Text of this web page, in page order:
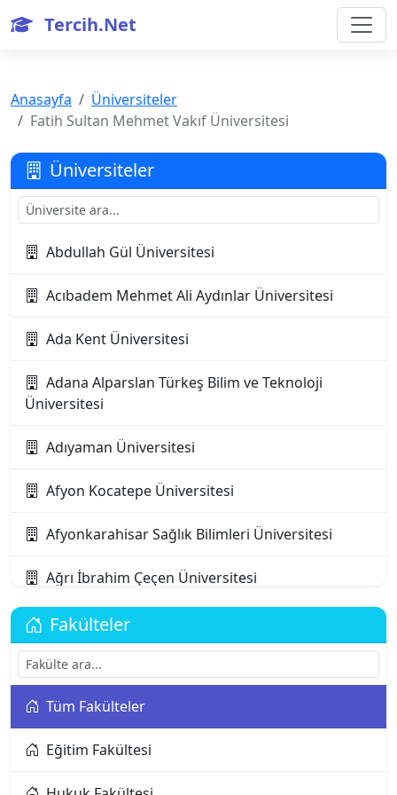
Tercih.Net
Anasayfa
Üniversiteler
Fatih Sultan Mehmet Vakıf Üniversitesi
Üniversiteler
Abdullah Gül Üniversitesi
Acıbadem Mehmet Ali Aydınlar Üniversitesi
Ada Kent Üniversitesi
Adana Alparslan Türkeş Bilim ve Teknoloji
Üniversitesi
Adıyaman Üniversitesi
Afyon Kocatepe Üniversitesi
Afyonkarahisar Sağlık Bilimleri Üniversitesi
Ağrı İbrahim Çeçen Üniversitesi
Akdeniz Karpaz Üniversitesi
Akdeniz Üniversitesi
Aksaray Üniversitesi
Alanya Alaaddin Keykubat Üniversitesi
Fakülteler
Tüm Fakülteler
Eğitim Fakültesi